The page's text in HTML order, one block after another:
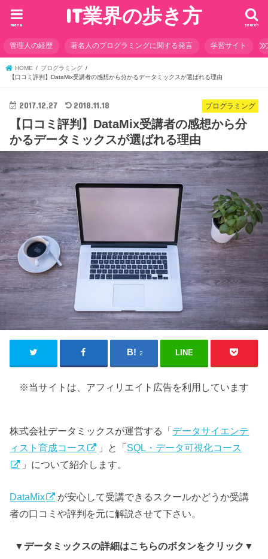
IT業界の歩き方 search
menu
管理人の経歴 著名人のプログラミングに関する発言 学習サイト
HOME
プログラミング
【口コミ評判】DataMix受講者の感想から分かるデータミックスが選ばれる理由
プログラミング
2017.12.27 2018.11.18
【口コミ評判】DataMix受講者の感想から分
かるデータミックスが選ばれる理由
2 LINE
※当サイトは、アフィリエイト広告を利用しています
株式会社データミックスが運営する「データサイエンテ
ィスト育成コース
」と「SQL・データ可視化コース
」について紹介します。
DataMix
が安心して受講できるスクールかどうか受講
者の口コミや評判を元に解説させて下さい。
▼データミックスの詳細はこちらのボタンをクリック ▼